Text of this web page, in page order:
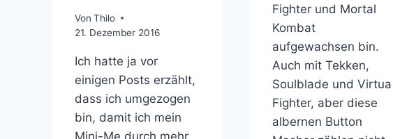
Von Thilo
21. Dezember 2016
Ich hatte ja vor
einigen Posts erzählt,
dass ich umgezogen
bin, damit ich mein
Mini-Me durch mehr
Fighter und Mortal
Kombat
aufgewachsen bin.
Auch mit Tekken,
Soulblade und Virtua
Fighter, aber diese
albernen Button